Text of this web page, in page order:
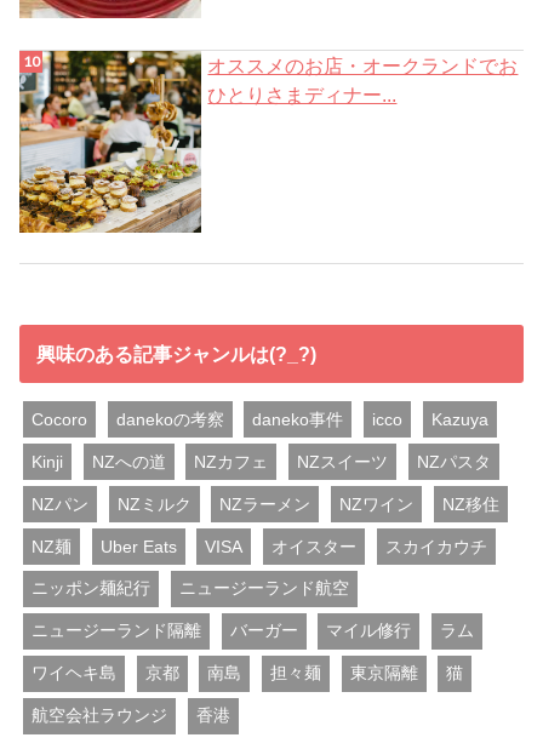
オススメのお店・オークランドでお
ひとりさまディナー...
興味のある記事ジャンルは(?_?)
Cocoro danekoの考察 daneko事件 icco Kazuya
Kinji NZへの道 NZカフェ NZスイーツ NZパスタ
NZパン NZミルク NZラーメン NZワイン NZ移住
NZ麺 Uber Eats VISA オイスター スカイカウチ
ニッポン麺紀行 ニュージーランド航空
ニュージーランド隔離 バーガー マイル修行 ラム
ワイヘキ島 京都 南島 担々麺 東京隔離 猫
航空会社ラウンジ 香港